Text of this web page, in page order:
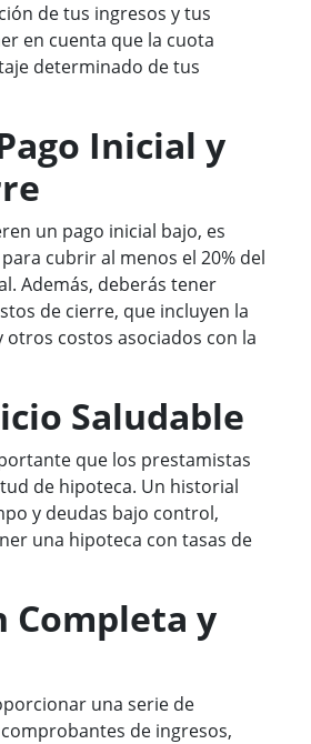
de tus ingresos y tus
en cuenta que la cuota
determinado de tus
Inicial y
un pago inicial bajo, es
cubrir al menos el 20% del
Además, deberás tener
de cierre, que incluyen la
costos asociados con la
Saludable
que los prestamistas
de hipoteca. Un historial
y deudas bajo control,
una hipoteca con tasas de
Completa y
una serie de
de ingresos,